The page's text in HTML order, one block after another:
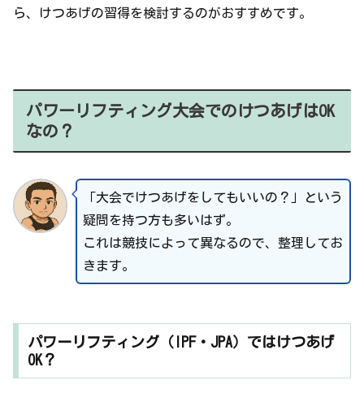
ら、けつあげの習得を検討するのがおすすめです。
パワーリフティング大会でのけつあげはOK
なの？
「大会でけつあげをしてもいいの？」という
疑問を持つ方も多いはず。
これは競技によって異なるので、整理してお
きます。
パワーリフティング（IPF・JPA）ではけつあげ
OK？